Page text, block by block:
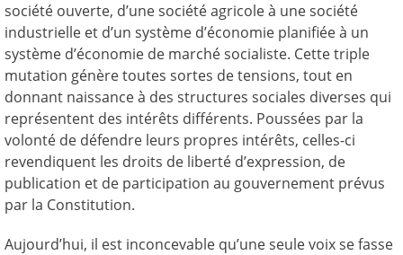
société ouverte, d’une société agricole à une société
industrielle et d’un système d’économie planifiée à un
système d’économie de marché socialiste. Cette triple
mutation génère toutes sortes de tensions, tout en
donnant naissance à des structures sociales diverses qui
représentent des intérêts différents. Poussées par la
volonté de défendre leurs propres intérêts, celles-ci
revendiquent les droits de liberté d’expression, de
publication et de participation au gouvernement prévus
par la Constitution.
Aujourd’hui, il est inconcevable qu’une seule voix se fasse